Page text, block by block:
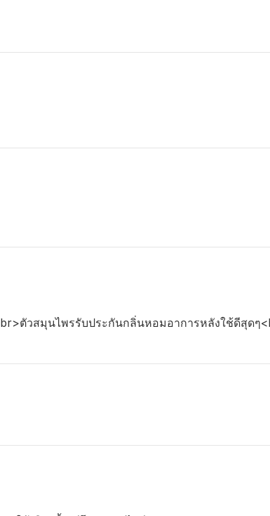
ตัวสมุนไพรรับประกันกลิ่นหอมอาการหลังใช้ดีสุดๆ